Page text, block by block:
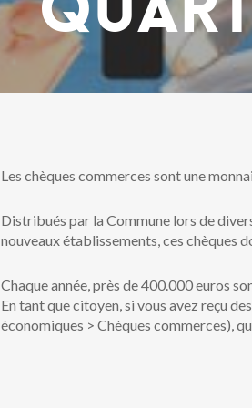
Les chèques commerces sont une
Distribués par la Commune lors de
nouveaux établissements, ces chèques
Chaque année, près de 400.000 euros
En tant que citoyen, si vous avez reçu
économiques > Chèques commerces),